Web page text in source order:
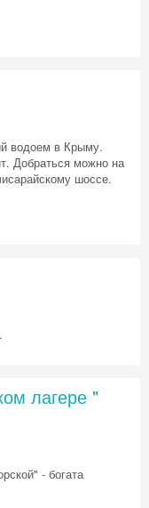
водоем в Крыму.
Добраться можно на
шоссе.
лагере "
- богата
и получи